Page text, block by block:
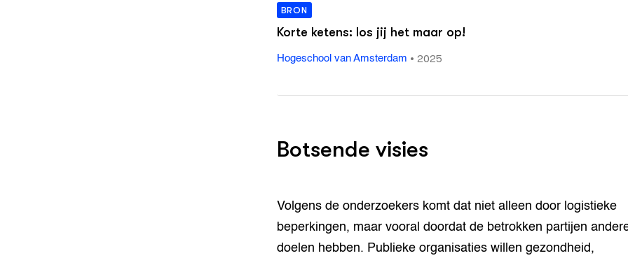
BRON
Korte ketens: los jij het maar op!
Hogeschool van Amsterdam • 2025
Botsende visies
Volgens de onderzoekers komt dat niet alleen door logistieke
beperkingen, maar vooral doordat de betrokken partijen
doelen hebben. Publieke organisaties willen gezondheid,